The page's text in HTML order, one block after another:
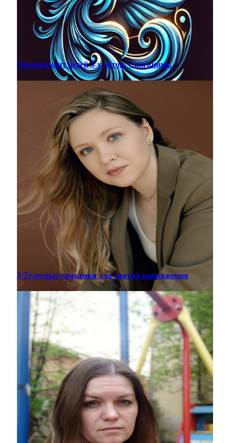
Темперамент детей 3-х леток. Сангвиник.
3 Телесные практики для снятия напряжения